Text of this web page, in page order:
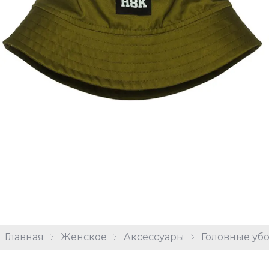
Главная Женское Аксессуары Головные